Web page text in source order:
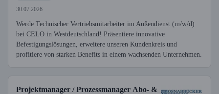
30.07.2026
Werde Technischer Vertriebsmitarbeiter im Außendienst (m/w/d)
bei CELO in Westdeutschland! Präsentiere innovative
Befestigungslösungen, erweitere unseren Kundenkreis und
profitiere von starken Benefits in einem wachsenden Unternehmen.
Projektmanager / Prozessmanager Abo- &